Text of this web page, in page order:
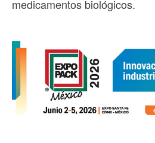
medicamentos biológicos.